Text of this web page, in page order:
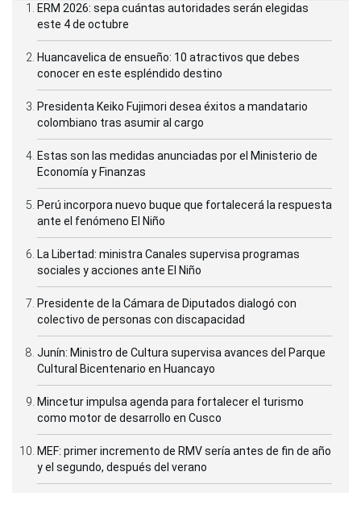
ERM 2026: sepa cuántas autoridades serán elegidas
este 4 de octubre
Huancavelica de ensueño: 10 atractivos que debes
conocer en este espléndido destino
Presidenta Keiko Fujimori desea éxitos a mandatario
colombiano tras asumir al cargo
Estas son las medidas anunciadas por el Ministerio de
Economía y Finanzas
Perú incorpora nuevo buque que fortalecerá la respuesta
ante el fenómeno El Niño
La Libertad: ministra Canales supervisa programas
sociales y acciones ante El Niño
Presidente de la Cámara de Diputados dialogó con
colectivo de personas con discapacidad
Junín: Ministro de Cultura supervisa avances del Parque
Cultural Bicentenario en Huancayo
Mincetur impulsa agenda para fortalecer el turismo
como motor de desarrollo en Cusco
MEF: primer incremento de RMV sería antes de fin de año
y el segundo, después del verano